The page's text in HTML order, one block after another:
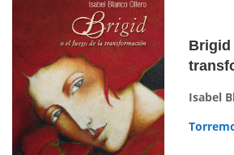
Brigid
Isabel